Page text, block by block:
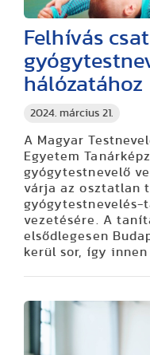
2024. március 21.
Felhívás
hálózatához
A Magyar
Egyetem
gyógytestnevelő
várja az osztatlan
vezetésére. A
elsődlegesen
kerül sor, így